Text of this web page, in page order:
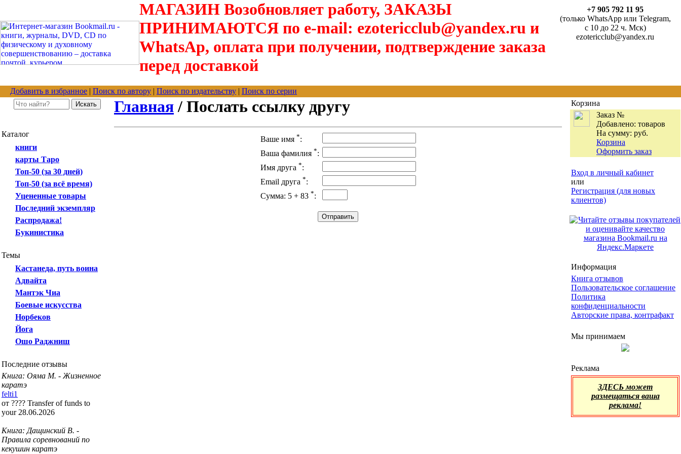
МАГАЗИН Возобновляет работу, ЗАКАЗЫ
ПРИНИМАЮТСЯ по e-mail: ezotericclub@yandex.ru и
WhatsAp, оплата при получении, подтверждение заказа
перед доставкой
+7 905 792 11 95
(только WhatsApp или Telegram,
с 10 до 22 ч. Мск)
ezotericclub@yandex.ru
Добавить в избранное | Поиск по автору | Поиск по издательству | Поиск по серии
Каталог
книги
карты Таро
Топ-50 (за 30 дней)
Топ-50 (за всё время)
Уцененные товары
Последний экземпляр
Распродажа!
Букинистика
Темы
Кастанеда, путь воина
Адвайта
Мантэк Чиа
Боевые искусства
Норбеков
Йога
Ошо Раджниш
Последние отзывы
Книга: Ояма М. - Жизненное
каратэ
felti1
от ???? Transfer of funds to
your 28.06.2026
Книга: Дащинский В. -
Правила соревнований по
кекушин каратэ
Главная / Послать ссылку другу
Ваше имя *:
Ваша фамилия *:
Имя друга *:
Email друга *:
Сумма: 5 + 83 *:
Корзина
Заказ №
Добавлено: товаров
На сумму: руб.
Корзина
Оформить заказ
Вход в личный кабинет
или
Регистрация (для новых
клиентов)
Информация
Книга отзывов
Пользовательское соглашение
Политика
конфиденциальности
Авторские права, контрафакт
Мы принимаем
Реклама
ЗДЕСЬ может
размещаться ваша
реклама!